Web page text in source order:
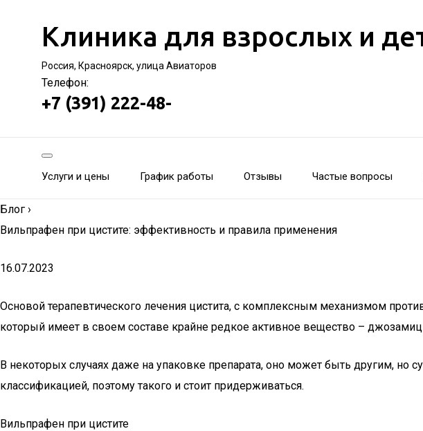
Клиника для взрослых и
Россия, Красноярск, улица Авиаторов
Телефон:
+7 (391) 222-48-
Услуги и цены График работы Отзывы Частые вопросы
Блог ›
Вильпрафен при цистите: эффективность и правила применения
16.07.2023
Основой терапевтического лечения цистита, с комплексным механизмом
который имеет в своем составе крайне редкое активное вещество –
В некоторых случаях даже на упаковке препарата, оно может быть другим, но
классификацией, поэтому такого и стоит придерживаться.
Вильпрафен при цистите